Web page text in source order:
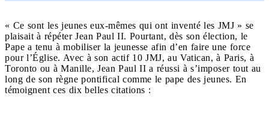
« Ce sont les jeunes eux-mêmes qui ont inventé les JMJ » se
plaisait à répéter Jean Paul II. Pourtant, dès son élection, le
Pape a tenu à mobiliser la jeunesse afin d’en faire une force
pour l’Église. Avec à son actif 10 JMJ, au Vatican, à Paris, à
Toronto ou à Manille, Jean Paul II a réussi à s’imposer tout au
long de son règne pontifical comme le pape des jeunes. En
témoignent ces dix belles citations :